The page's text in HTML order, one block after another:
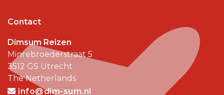
Contact
Dimsum Reizen
Minrebroederstraat 5
3512 GS Utrecht
The Netherlands
info@dim-sum.nl